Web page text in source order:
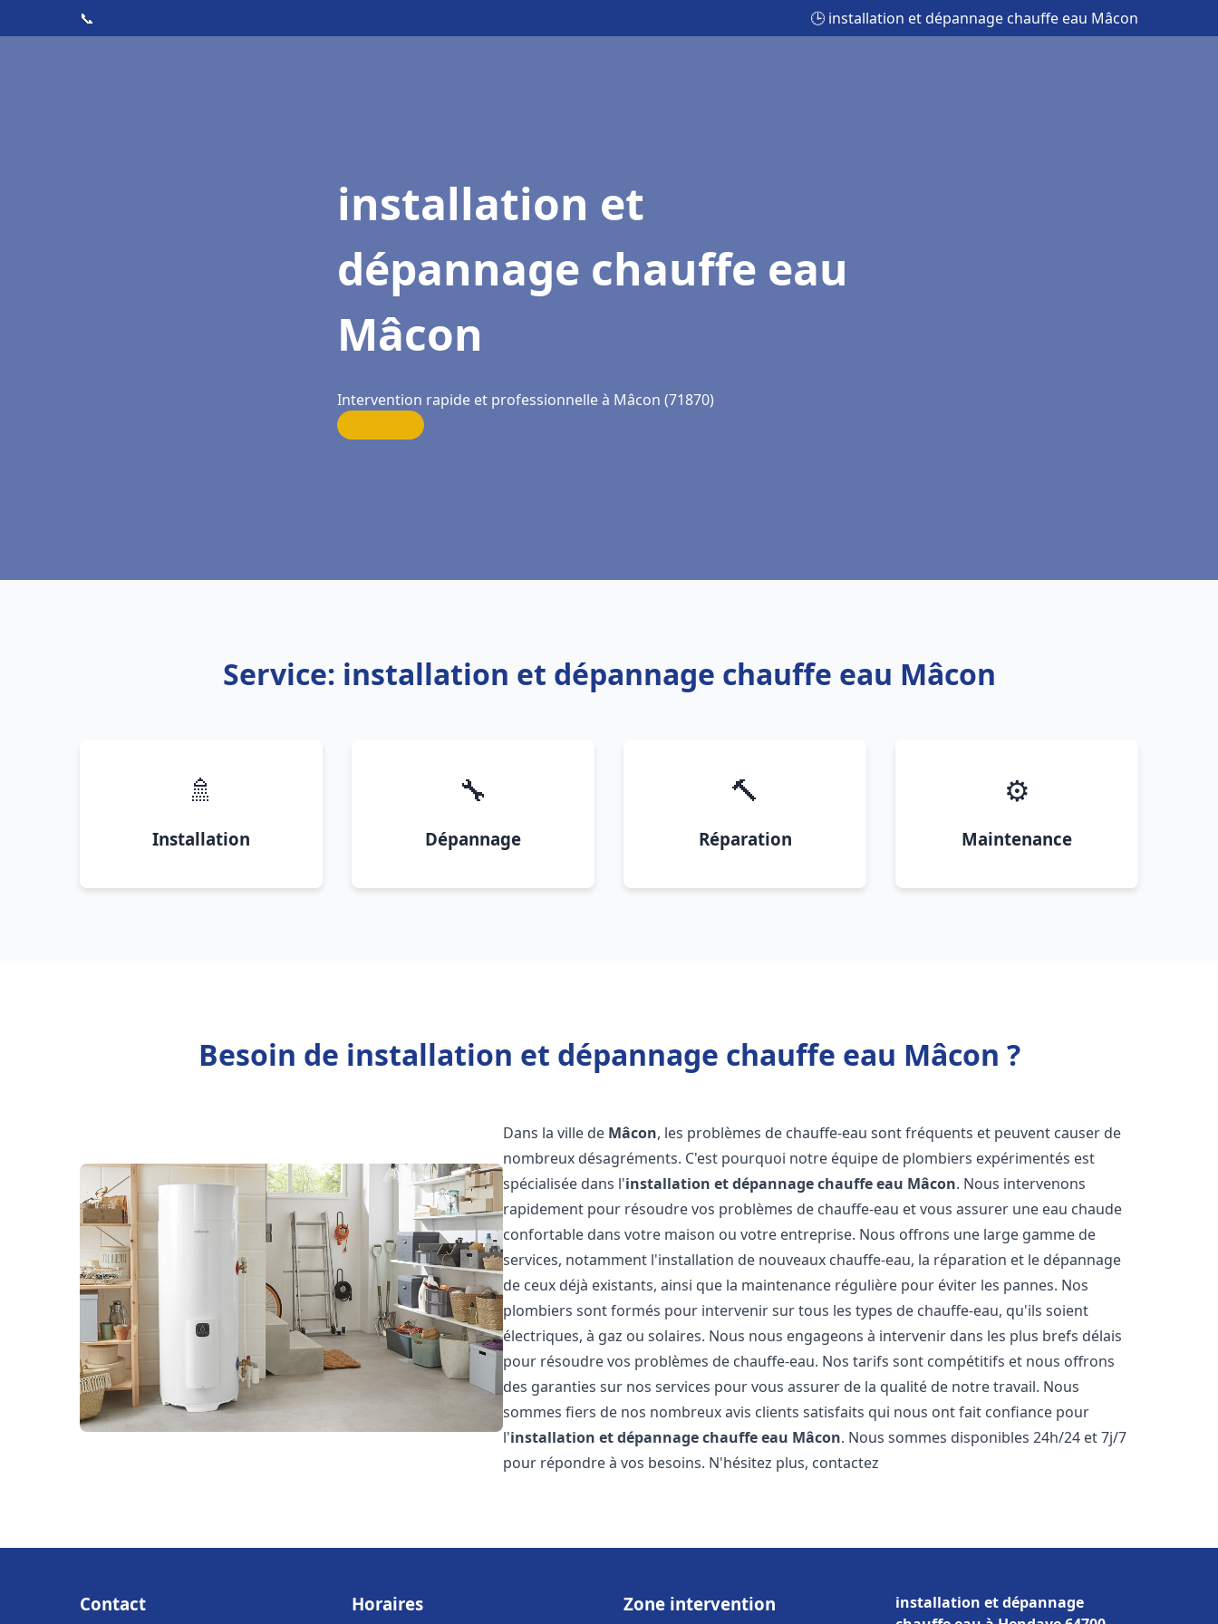
📞 🕒 installation et dépannage chauffe eau Mâcon
installation et
dépannage chauffe eau
Mâcon
Intervention rapide et professionnelle à Mâcon (71870)
Service: installation et dépannage chauffe eau Mâcon
🚿
Installation
🔧
Dépannage
🔨
Réparation
⚙️
Maintenance
Besoin de installation et dépannage chauffe eau Mâcon ?
Dans la ville de Mâcon, les problèmes de chauffe-eau sont fréquents et peuvent causer de
nombreux désagréments. C'est pourquoi notre équipe de plombiers expérimentés est
spécialisée dans l'installation et dépannage chauffe eau Mâcon. Nous intervenons
rapidement pour résoudre vos problèmes de chauffe-eau et vous assurer une eau chaude
confortable dans votre maison ou votre entreprise. Nous offrons une large gamme de
services, notamment l'installation de nouveaux chauffe-eau, la réparation et le dépannage
de ceux déjà existants, ainsi que la maintenance régulière pour éviter les pannes. Nos
plombiers sont formés pour intervenir sur tous les types de chauffe-eau, qu'ils soient
électriques, à gaz ou solaires. Nous nous engageons à intervenir dans les plus brefs délais
pour résoudre vos problèmes de chauffe-eau. Nos tarifs sont compétitifs et nous offrons
des garanties sur nos services pour vous assurer de la qualité de notre travail. Nous
sommes fiers de nos nombreux avis clients satisfaits qui nous ont fait confiance pour
l'installation et dépannage chauffe eau Mâcon. Nous sommes disponibles 24h/24 et 7j/7
pour répondre à vos besoins. N'hésitez plus, contactez
Contact Horaires Zone intervention
installation et dépannage